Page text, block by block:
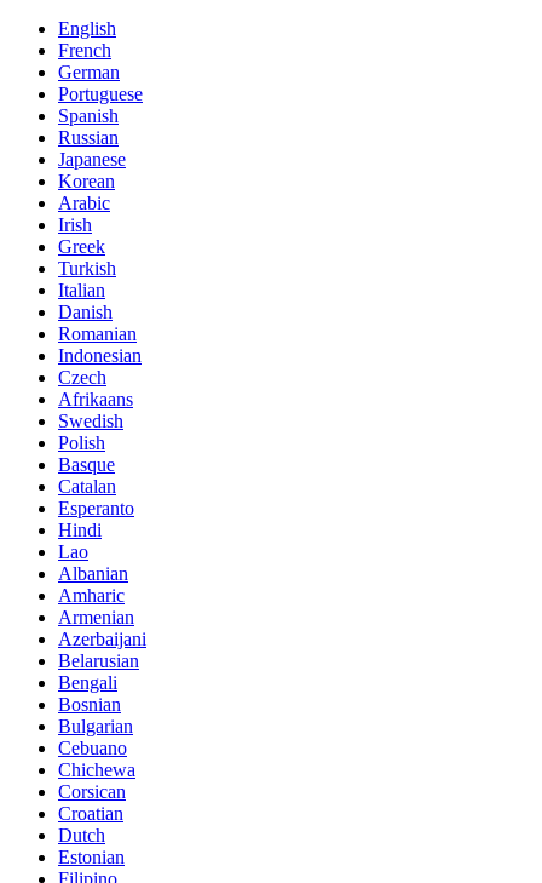
English
French
German
Portuguese
Spanish
Russian
Japanese
Korean
Arabic
Irish
Greek
Turkish
Italian
Danish
Romanian
Indonesian
Czech
Afrikaans
Swedish
Polish
Basque
Catalan
Esperanto
Hindi
Lao
Albanian
Amharic
Armenian
Azerbaijani
Belarusian
Bengali
Bosnian
Bulgarian
Cebuano
Chichewa
Corsican
Croatian
Dutch
Estonian